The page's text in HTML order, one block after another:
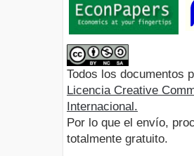
Todos los documentos
Licencia Creative
Internacional.
Por lo que el envío,
totalmente gratuito.